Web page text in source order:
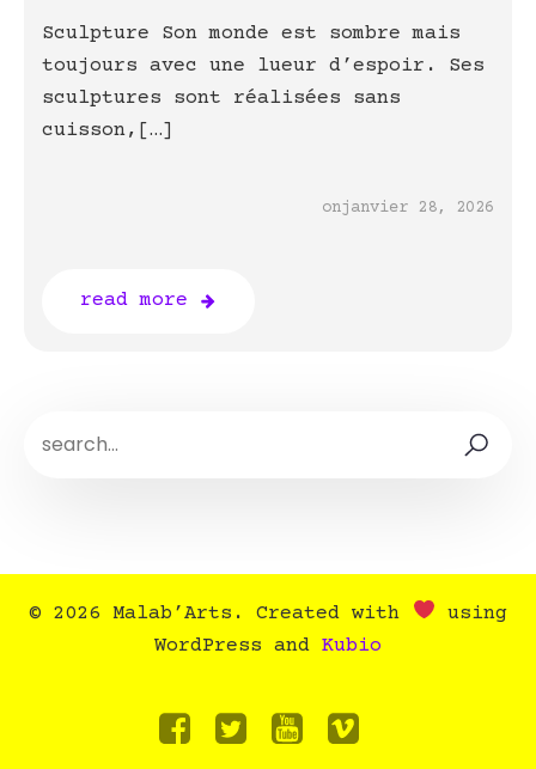
Sculpture Son monde est sombre mais
toujours avec une lueur d’espoir. Ses
sculptures sont réalisées sans
cuisson,[…]
onjanvier 28, 2026
read more
© 2026 Malab’Arts. Created with
using
WordPress and Kubio